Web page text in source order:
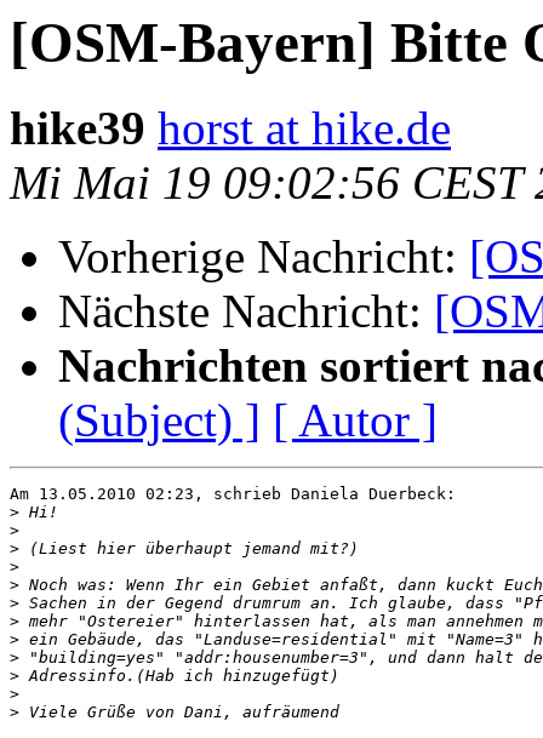
[OSM-Bayern] Bitte
hike39 horst at hike.de
Mi Mai 19 09:02:56 CEST
Vorherige Nachricht:
Nächste Nachricht:
Nachrichten sortiert
(Subject) ] [ Autor ]
Am 13.05.2010 02:23, schrieb Daniela Duerbeck:
>
>
>
>
>
>
>
>
>
>
>
>